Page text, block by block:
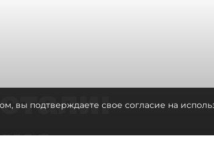
вы подтверждаете свое согласие на